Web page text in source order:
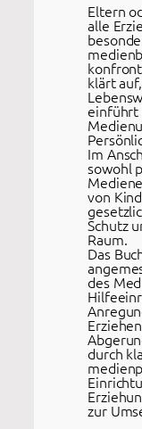
Eltern
alle
klärt
einführt
Im
sowohl
von
Schutz
Raum.
Das
des
durch
zur